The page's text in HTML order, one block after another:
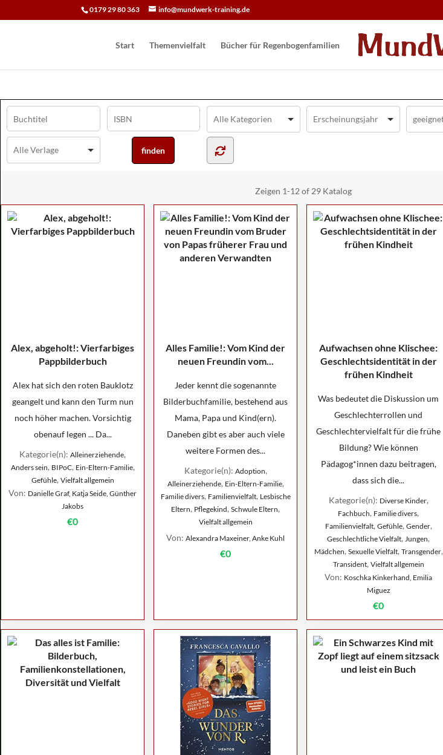
0179 29 80 363 info@mundwerk-training.de
Start Themenvielfalt Bücher für Regen­bogen­familien
Zeigen 1-12 of 29 Katalog
Alex, abgeholt!: Vierfarbiges
Pappbilderbuch
Alex hat sich den roten Bauklotz
geangelt und kann den Turm nun
noch höher machen. Vorsichtig
obenauf legen ... Da...
Kategorie(n): Alleinerziehende,
Anders sein, BIPoC, Ein-Eltern-Familie,
Gefühle, Vielfalt allgemein
Von: Danielle Graf, Katja Seide, Günther
Jakobs
€0
Alles Familie!: Vom Kind der
neuen Freundin vom...
Jeder kennt die sogenannte
Bilderbuchfamilie, bestehend aus
Mama, Papa und Kind(ern).
Daneben gibt es aber auch viele
weitere Formen des...
Kategorie(n): Adoption,
Alleinerziehende, Ein-Eltern-Familie,
Familie divers, Familienvielfalt, Lesbische
Eltern, Pflegekind, Schwule Eltern,
Vielfalt allgemein
Von: Alexandra Maxeiner, Anke Kuhl
€0
Aufwachsen ohne Klischee:
Geschlechtsidentität in der
frühen Kindheit
Was bedeutet die Diskussion um
Geschlechterrollen und
Geschlechtervielfalt für die frühe
Bildung? Wie können
Pädagog*innen dazu beitragen,
dass sich die...
Kategorie(n): Diverse Kinder,
Fachbuch, Familie divers,
Familienvielfalt, Gefühle, Gender,
Geschlechtliche Vielfalt, Jungen,
Mädchen, Sexuelle Vielfalt, Transgender,
Transident, Vielfalt allgemein
Von: Koschka Kinkerhand, Emilia
Miguez
€0